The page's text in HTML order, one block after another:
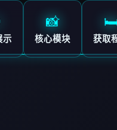
示
📸
核心模块
🛏️
获取